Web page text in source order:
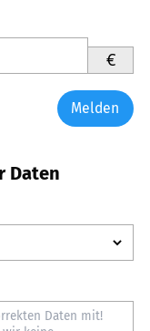
€
Melden
Daten